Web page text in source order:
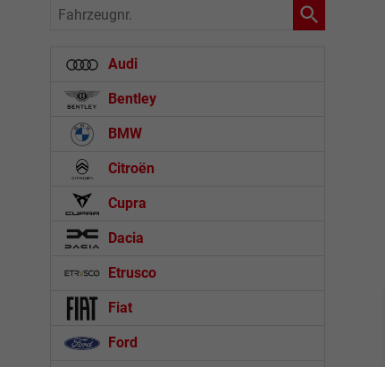
Fahrzeugnr.
Audi
Bentley
BMW
Citroën
Cupra
Dacia
Etrusco
Fiat
Ford